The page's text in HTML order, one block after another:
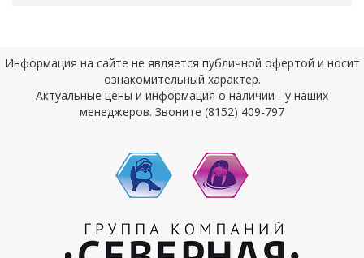
Информация на сайте не является публичной офертой и носит
ознакомительный характер.
Актуальные цены и информация о наличии - у наших
менеджеров. Звоните (8152) 409-797